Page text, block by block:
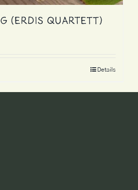
(Erdis Quartett)
Details